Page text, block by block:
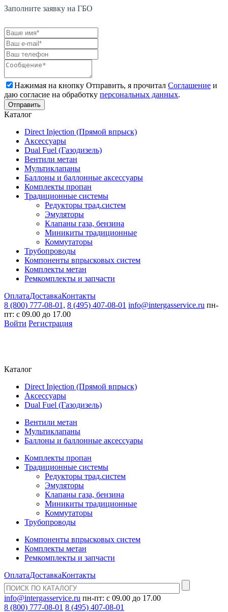
Заполните заявку на ГБО
Нажимая на кнопку Отправить, я прочитал Соглашение и
даю согласие на обработку персональных данных.
Каталог
Direct Injection (Прямой впрыск)
Аксессуары
Dual Fuel (Газодизель)
Вентили метан
Мультиклапаны
Баллоны и баллонные аксессуары
Комплекты пропан
Традиционные системы
Редукторы трад.систем
Эмуляторы
Клапаны газа, бензина
Миникиты традиционные
Коммутаторы
Трубопроводы
Компоненты впрысковых систем
Комплекты метан
Ремкомплекты и запчасти
ОплатаДоставкаКонтакты
8 (800) 777-08-01, 8 (495) 407-08-01 info@intergasservice.ru пн-
пт: с 09.00 до 17.00
Войти Регистрация
Каталог
Direct Injection (Прямой впрыск)
Аксессуары
Dual Fuel (Газодизель)
Вентили метан
Мультиклапаны
Баллоны и баллонные аксессуары
Комплекты пропан
Традиционные системы
Редукторы трад.систем
Эмуляторы
Клапаны газа, бензина
Миникиты традиционные
Коммутаторы
Трубопроводы
Компоненты впрысковых систем
Комплекты метан
Ремкомплекты и запчасти
ОплатаДоставкаКонтакты
info@intergasservice.ru пн-пт: с 09.00 до 17.00
8 (800) 777-08-01 8 (495) 407-08-01